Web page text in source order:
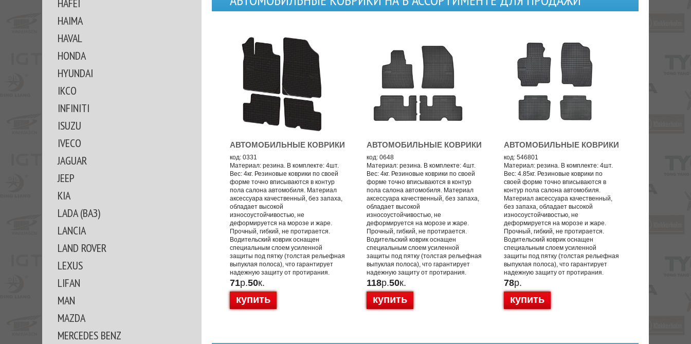
HAFEI
HAIMA
HAVAL
HONDA
HYUNDAI
IKCO
INFINITI
ISUZU
IVECO
JAGUAR
JEEP
KIA
LADA (ВАЗ)
LANCIA
LAND ROVER
LEXUS
LIFAN
MAN
MAZDA
MERCEDES BENZ
АВТОМОБИЛЬНЫЕ КОВРИКИ
код: 0331
Материал: резина. В комплекте: 4шт.
Вес: 4кг. Резиновые коврики по своей
форме точно вписываются в контур
пола салона автомобиля. Материал
аксессуара качественный, без запаха,
обладает высокой
износоустойчивостью, не
деформируется на морозе и жаре.
Прочный, гибкий, не протирается.
Водительский коврик оснащен
специальным слоем усиленной
защиты под пятку (толстая рельефная
выпуклая полоса), что гарантирует
надежную защиту от протирания.
71р.50к.
купить
АВТОМОБИЛЬНЫЕ КОВРИКИ
код: 0648
Материал: резина. В комплекте: 4шт.
Вес: 4кг. Резиновые коврики по своей
форме точно вписываются в контур
пола салона автомобиля. Материал
аксессуара качественный, без запаха,
обладает высокой
износоустойчивостью, не
деформируется на морозе и жаре.
Прочный, гибкий, не протирается.
Водительский коврик оснащен
специальным слоем усиленной
защиты под пятку (толстая рельефная
выпуклая полоса), что гарантирует
надежную защиту от протирания.
118р.50к.
купить
АВТОМОБИЛЬНЫЕ КОВРИКИ
код: 546801
Материал: резина. В комплекте: 4шт.
Вес: 4.85кг. Резиновые коврики по
своей форме точно вписываются в
контур пола салона автомобиля.
Материал аксессуара качественный,
без запаха, обладает высокой
износоустойчивостью, не
деформируется на морозе и жаре.
Прочный, гибкий, не протирается.
Водительский коврик оснащен
специальным слоем усиленной
защиты под пятку (толстая рельефная
выпуклая полоса), что гарантирует
надежную защиту от протирания.
78р.
купить